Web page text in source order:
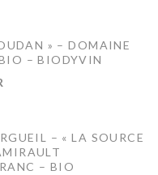
» – DOMAINE
– BIODYVIN
– « LA SOURCE
– BIO